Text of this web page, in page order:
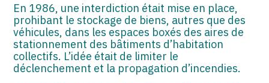
En 1986, une interdiction était mise en place,
prohibant le stockage de biens, autres que des
véhicules, dans les espaces boxés des aires de
stationnement des bâtiments d’habitation
collectifs. L’idée était de limiter le
déclenchement et la propagation d’incendies.